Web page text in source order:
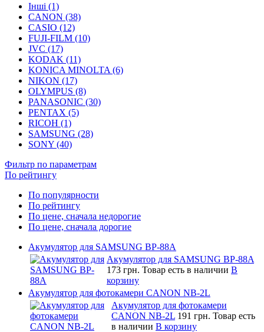
Інші (1)
CANON (38)
CASIO (12)
FUJI-FILM (10)
JVC (17)
KODAK (11)
KONICA MINOLTA (6)
NIKON (17)
OLYMPUS (8)
PANASONIC (30)
PENTAX (5)
RICOH (1)
SAMSUNG (28)
SONY (40)
Фильтр по параметрам
По рейтингу
По популярности
По рейтингу
По цене, сначала недорогие
По цене, сначала дорогие
Акумулятор для SAMSUNG BP-88A
Акумулятор для SAMSUNG BP-88A
173 грн. Товар есть в наличии В
корзину
Акумулятор для фотокамери CANON NB-2L
Акумулятор для фотокамери
CANON NB-2L 191 грн. Товар есть
в наличии В корзину